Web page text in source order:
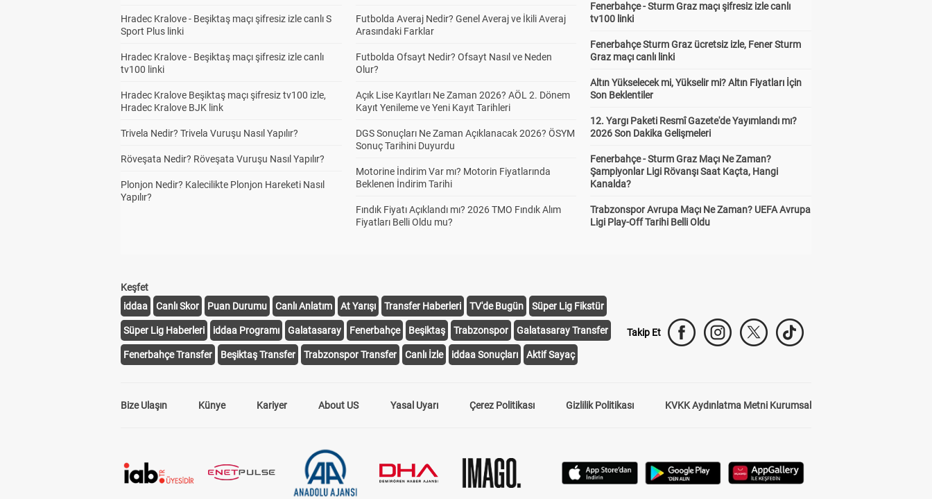
Hradec Kralove - Beşiktaş maçı şifresiz izle canlı S
Sport Plus linki
Hradec Kralove - Beşiktaş maçı şifresiz izle canlı
tv100 linki
Hradec Kralove Beşiktaş maçı şifresiz tv100 izle,
Hradec Kralove BJK link
Trivela Nedir? Trivela Vuruşu Nasıl Yapılır?
Röveşata Nedir? Röveşata Vuruşu Nasıl Yapılır?
Plonjon Nedir? Kalecilikte Plonjon Hareketi Nasıl
Yapılır?
Futbolda Averaj Nedir? Genel Averaj ve İkili Averaj
Arasındaki Farklar
Futbolda Ofsayt Nedir? Ofsayt Nasıl ve Neden
Olur?
Açık Lise Kayıtları Ne Zaman 2026? AÖL 2. Dönem
Kayıt Yenileme ve Yeni Kayıt Tarihleri
DGS Sonuçları Ne Zaman Açıklanacak 2026? ÖSYM
Sonuç Tarihini Duyurdu
Motorine İndirim Var mı? Motorin Fiyatlarında
Beklenen İndirim Tarihi
Fındık Fiyatı Açıklandı mı? 2026 TMO Fındık Alım
Fiyatları Belli Oldu mu?
Fenerbahçe - Sturm Graz maçı şifresiz izle canlı
tv100 linki
Fenerbahçe Sturm Graz ücretsiz izle, Fener Sturm
Graz maçı canlı linki
Altın Yükselecek mi, Yükselir mi? Altın Fiyatları İçin
Son Beklentiler
12. Yargı Paketi Resmî Gazete'de Yayımlandı mı?
2026 Son Dakika Gelişmeleri
Fenerbahçe - Sturm Graz Maçı Ne Zaman?
Şampiyonlar Ligi Rövanşı Saat Kaçta, Hangi
Kanalda?
Trabzonspor Avrupa Maçı Ne Zaman? UEFA Avrupa
Ligi Play-Off Tarihi Belli Oldu
Keşfet
iddaa
Canlı Skor Puan Durumu Canlı Anlatım At Yarışı Transfer Haberleri TV'de Bugün Süper Lig Fikstür
Süper Lig Haberleri iddaa Programı Galatasaray Fenerbahçe Beşiktaş Trabzonspor Galatasaray Transfer
Fenerbahçe Transfer Beşiktaş Transfer Trabzonspor Transfer Canlı İzle iddaa Sonuçları Aktif Sayaç
Takip Et
Bize Ulaşın Künye Kariyer About US Yasal Uyarı Çerez Politikası Gizlilik Politikası KVKK Aydınlatma Metni Kurumsal